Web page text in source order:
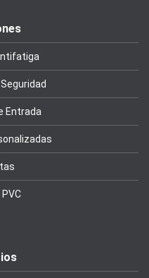
Entrada